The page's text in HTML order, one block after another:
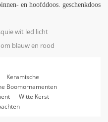
en hoofddoos. geschenkdoos
wit led licht
blauw en rood
Keramische
Boomornamenten
Witte Kerst